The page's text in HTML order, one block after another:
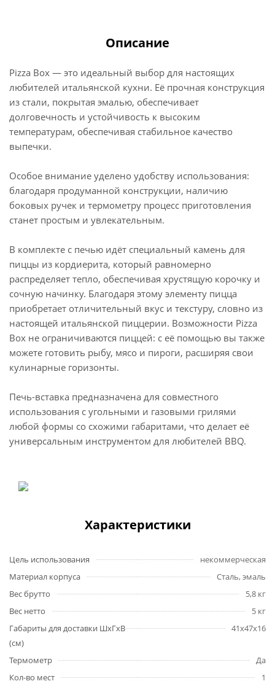
Описание
Pizza Box — это идеальный выбор для настоящих
любителей итальянской кухни. Её прочная конструкция
из стали, покрытая эмалью, обеспечивает
долговечность и устойчивость к высоким
температурам, обеспечивая стабильное качество
выпечки.
Особое внимание уделено удобству использования:
благодаря продуманной конструкции, наличию
боковых ручек и термометру процесс приготовления
станет простым и увлекательным.
В комплекте с печью идёт специальный камень для
пиццы из кордиерита, который равномерно
распределяет тепло, обеспечивая хрустящую корочку и
сочную начинку. Благодаря этому элементу пицца
приобретает отличительный вкус и текстуру, словно из
настоящей итальянской пиццерии. Возможности Pizza
Box не ограничиваются пиццей: с её помощью вы также
можете готовить рыбу, мясо и пироги, расширяя свои
кулинарные горизонты.
Печь-вставка предназначена для совместного
использования с угольными и газовыми грилями
любой формы со схожими габаритами, что делает её
универсальным инструментом для любителей BBQ.
Характеристики
Цель использования
некоммерческая
Материал корпуса
Сталь, эмаль
Вес брутто
5,8 кг
Вес нетто
5 кг
Габариты для доставки ШхГхВ
(см)
41х47х16
Термометр
Да
Кол-во мест
1